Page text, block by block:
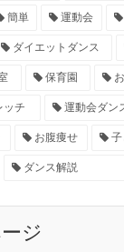
簡単 運動会
ダイエットダンス
保育園
ッチ 運動会ダン
お腹痩せ 子
ダンス解説
ジ